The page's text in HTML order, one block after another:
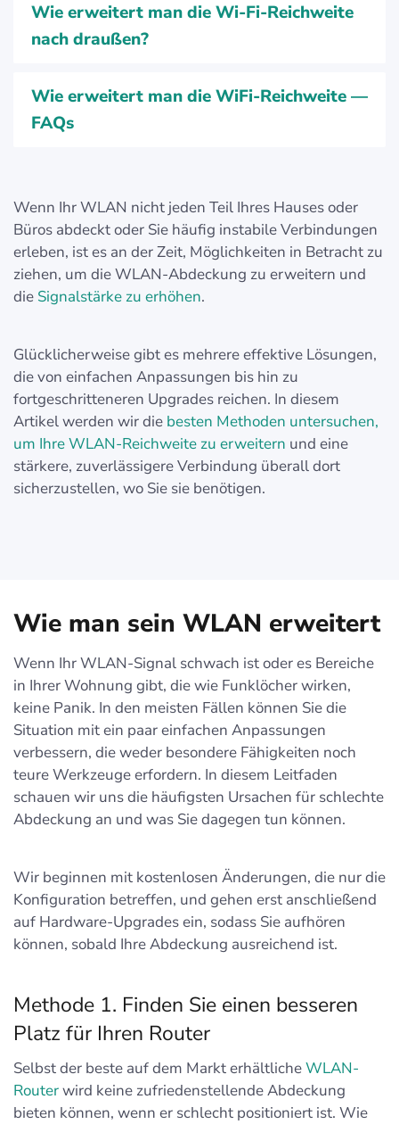
Wie erweitert man die Wi-Fi-Reichweite
nach draußen?
Wie erweitert man die WiFi-Reichweite —
FAQs
Wenn Ihr WLAN nicht jeden Teil Ihres Hauses oder
Büros abdeckt oder Sie häufig instabile Verbindungen
erleben, ist es an der Zeit, Möglichkeiten in Betracht zu
ziehen, um die WLAN-Abdeckung zu erweitern und
die Signalstärke zu erhöhen.
Glücklicherweise gibt es mehrere effektive Lösungen,
die von einfachen Anpassungen bis hin zu
fortgeschritteneren Upgrades reichen. In diesem
Artikel werden wir die besten Methoden untersuchen,
um Ihre WLAN-Reichweite zu erweitern und eine
stärkere, zuverlässigere Verbindung überall dort
sicherzustellen, wo Sie sie benötigen.
Wie man sein WLAN erweitert
Wenn Ihr WLAN-Signal schwach ist oder es Bereiche
in Ihrer Wohnung gibt, die wie Funklöcher wirken,
keine Panik. In den meisten Fällen können Sie die
Situation mit ein paar einfachen Anpassungen
verbessern, die weder besondere Fähigkeiten noch
teure Werkzeuge erfordern. In diesem Leitfaden
schauen wir uns die häufigsten Ursachen für schlechte
Abdeckung an und was Sie dagegen tun können.
Wir beginnen mit kostenlosen Änderungen, die nur die
Konfiguration betreffen, und gehen erst anschließend
auf Hardware-Upgrades ein, sodass Sie aufhören
können, sobald Ihre Abdeckung ausreichend ist.
Methode 1. Finden Sie einen besseren
Platz für Ihren Router
Selbst der beste auf dem Markt erhältlicheWLAN-
Routerwird keine zufriedenstellende Abdeckung
bieten können, wenn er schlecht positioniert ist. Wie